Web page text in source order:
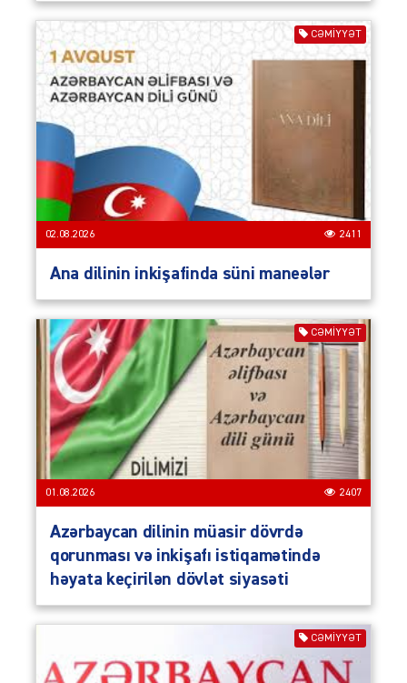
CƏMIYYƏT
02.08.2026 2411
Ana dilinin inkişafinda süni maneələr
CƏMIYYƏT
01.08.2026 2407
Azərbaycan dilinin müasir dövrdə
qorunması və inkişafı istiqamətində
həyata keçirilən dövlət siyasəti
CƏMIYYƏT